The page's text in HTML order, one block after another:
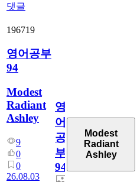
댓글
196719
영어공부
94
Modest
Radiant
Ashley
9
0
0
26.08.03
영
어
공
부
94
Modest
Radiant
Ashley